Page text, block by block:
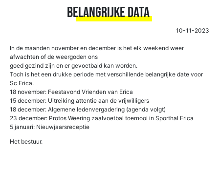
Belangrijke data
10-11-2023
In de maanden november en december is het elk weekend weer
afwachten of de weergoden ons
goed gezind zijn en er gevoetbald kan worden.
Toch is het een drukke periode met verschillende belangrijke date voor
Sc Erica.
18 november: Feestavond Vrienden van Erica
15 december: Uitreiking attentie aan de vrijwilligers
18 december: Algemene ledenvergadering (agenda volgt)
23 december: Protos Weering zaalvoetbal toernooi in Sporthal Erica
5 januari: Nieuwjaarsreceptie
Het bestuur.